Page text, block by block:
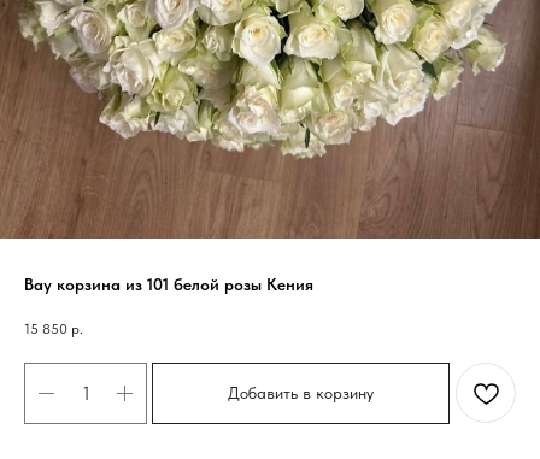
Вау корзина из 101 белой розы Кения
15 850 р.
Добавить в корзину